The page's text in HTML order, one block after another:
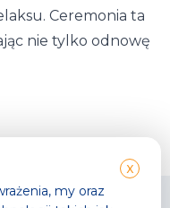
Ceremonia ta
nie tylko odnowę
X
my oraz